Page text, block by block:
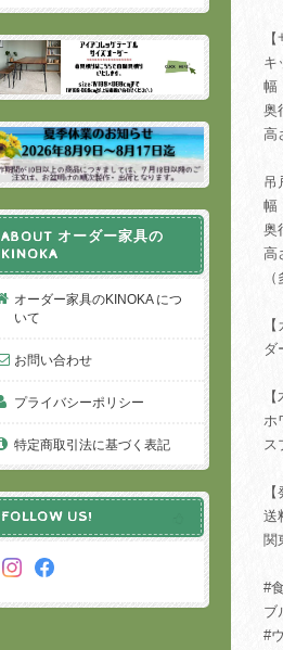
キ
吊
ダ
ホ
ス
送
関
#
ブ
#
ABOUT オーダー家具の
KINOKA
オーダー家具のKINOKA につ
いて
お問い合わせ
プライバシーポリシー
特定商取引法に基づく表記
FOLLOW US!